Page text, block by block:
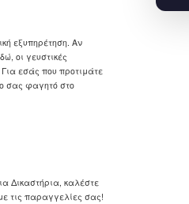
εξυπηρέτηση. Αν
οι γευστικές
εσάς που προτιμάτε
σας φαγητό στο
Δικαστήρια, καλέστε
τις παραγγελίες σας!